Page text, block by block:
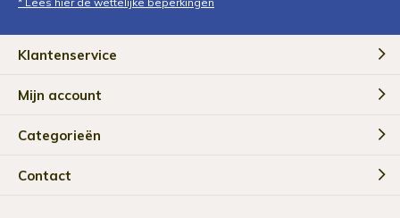
Klantenservice
Mijn account
Categorieën
Contact